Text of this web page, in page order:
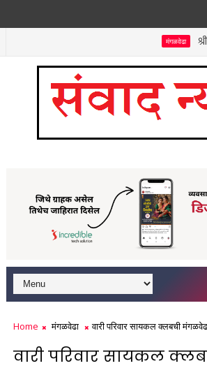
मंगळवेढा श्री
Home मंगळवेढा वारी परिवार सायकल क्लबची
वारी परिवार सायकल